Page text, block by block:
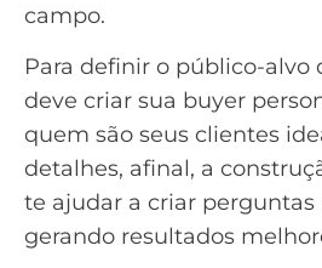
campo.
Para definir o público-alvo
deve criar sua buyer
quem são seus clientes
detalhes, afinal, a
te ajudar a criar perguntas
gerando resultados